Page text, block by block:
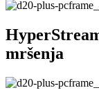
mršenja